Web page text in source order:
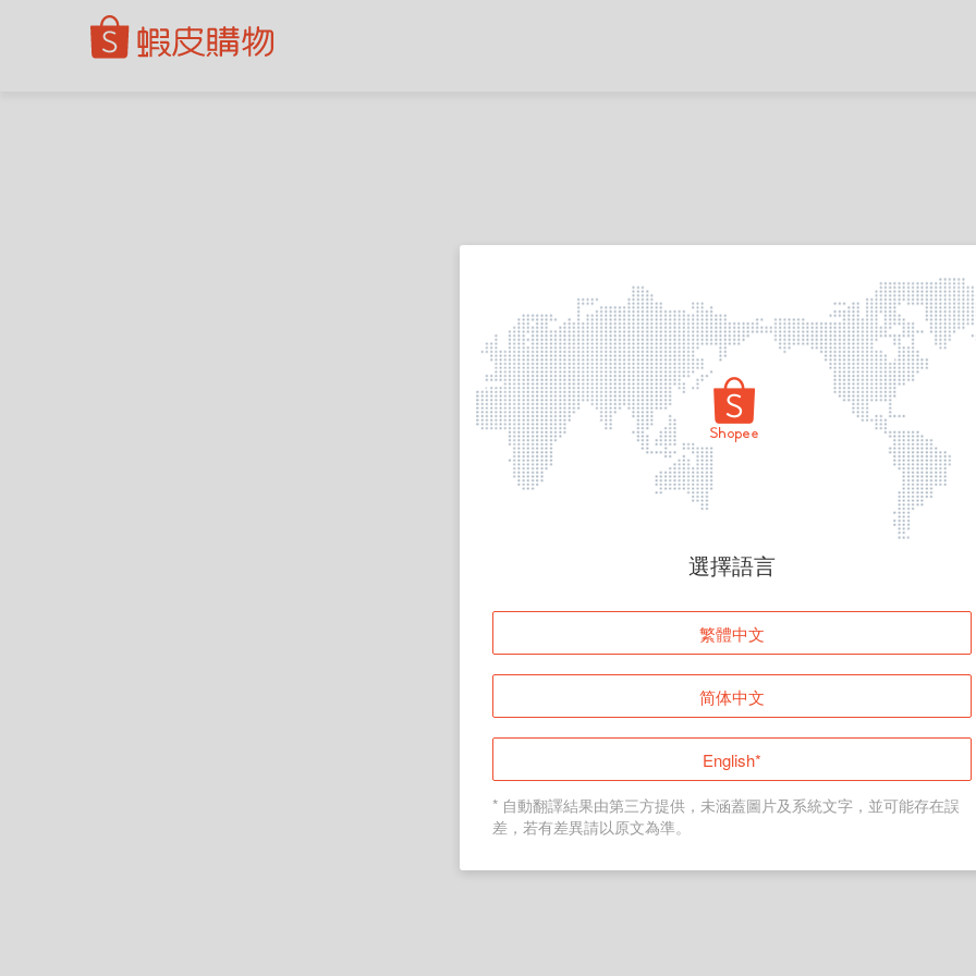
頁面無法顯示
登入
返回首頁
選擇語言
繁體中文
简体中文
English*
* 自動翻譯結果由第三方提供，未涵蓋圖片及系統文字，並可能存在誤
差，若有差異請以原文為準。